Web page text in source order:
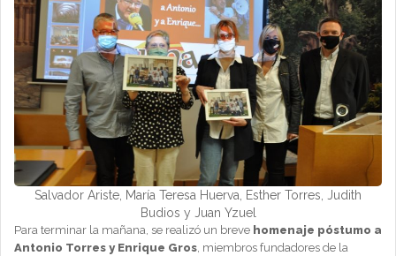
Salvador Ariste, María Teresa Huerva, Esther Torres, Judith
Budios y Juan Yzuel
Para terminar la mañana, se realizó un breve homenaje póstumo a
Antonio Torres y Enrique Gros, miembros fundadores de la